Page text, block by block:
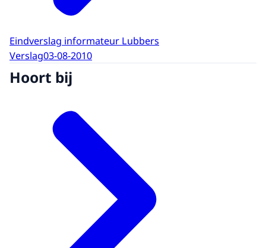
Eindverslag informateur Lubbers
Verslag03-08-2010
Hoort bij